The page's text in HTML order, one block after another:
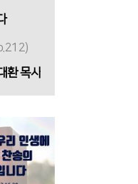
환 목사